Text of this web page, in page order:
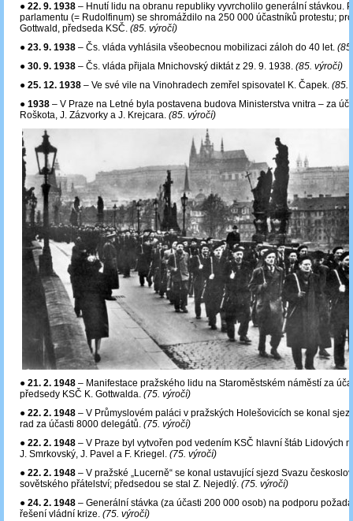
● 22. 9. 1938 – Hnutí lidu na obranu republiky vyvrcholilo generální stávkou.
parlamentu (= Rudolfinum) se shromáždilo na 250 000 účastníků protestu;
Gottwald, předseda KSČ. (85. výročí)
● 23. 9. 1938 – Čs. vláda vyhlásila všeobecnou mobilizaci záloh do 40 let.
● 30. 9. 1938 – Čs. vláda přijala Mnichovský diktát z 29. 9. 1938. (85. výročí)
● 25. 12. 1938 – Ve své vile na Vinohradech zemřel spisovatel K. Čapek. (85.
● 1938 – V Praze na Letné byla postavena budova Ministerstva vnitra – za
Roškota, J. Zázvorky a J. Krejcara. (85. výročí)
● 21. 2. 1948 – Manifestace pražského lidu na Staroměstském náměstí za
předsedy KSČ K. Gottwalda. (75. výročí)
● 22. 2. 1948 – V Průmyslovém paláci v pražských Holešovicích se konal
rad za účasti 8000 delegátů. (75. výročí)
● 22. 2. 1948 – V Praze byl vytvořen pod vedením KSČ hlavní štáb Lidových
J. Smrkovský, J. Pavel a F. Kriegel. (75. výročí)
● 22. 2. 1948 – V pražské „Lucerně“ se konal ustavující sjezd Svazu
sovětského přátelství; předsedou se stal Z. Nejedlý. (75. výročí)
● 24. 2. 1948 – Generální stávka (za účasti 200 000 osob) na podporu
řešení vládní krize. (75. výročí)